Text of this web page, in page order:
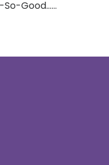
So-Good……